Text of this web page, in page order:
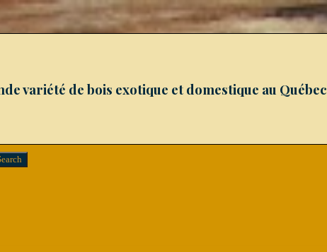
variété de bois exotique et domestique au Québec